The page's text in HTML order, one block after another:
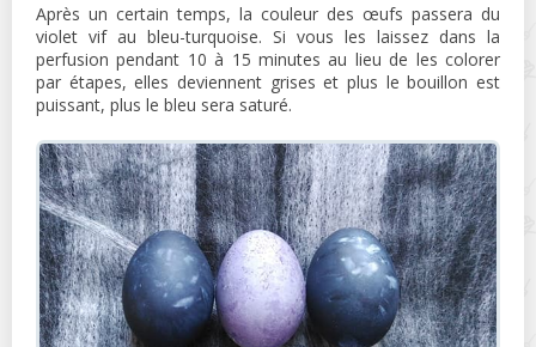
Après un certain temps, la couleur des œufs passera du
violet vif au bleu-turquoise. Si vous les laissez dans la
perfusion pendant 10 à 15 minutes au lieu de les colorer
par étapes, elles deviennent grises et plus le bouillon est
puissant, plus le bleu sera saturé.